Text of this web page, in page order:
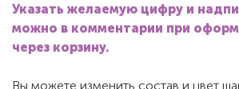
Указать желаемую цифру и
можно в комментарии при
через корзину.
Вы можете изменить состав и цвет